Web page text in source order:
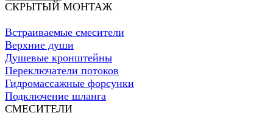
СКРЫТЫЙ МОНТАЖ
Встраиваемые смесители
Верхние души
Душевые кронштейны
Переключатели потоков
Гидромассажные форсунки
Подключение шланга
СМЕСИТЕЛИ